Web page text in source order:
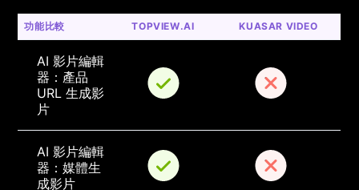
功能比較 TOPVIEW.AI KUASAR VIDEO
AI 影片編輯
器：產品
URL 生成影
片
AI 影片編輯
器：媒體生
成影片